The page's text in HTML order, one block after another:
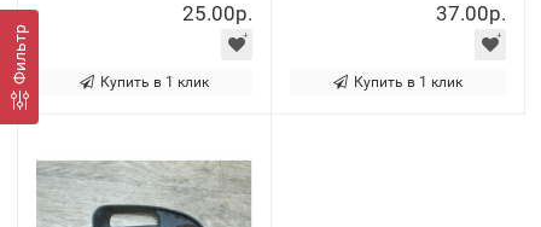
25.00р.
Купить в 1 клик
37.00р.
Купить в 1 клик
Фильтр